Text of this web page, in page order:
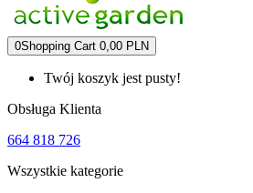
0Shopping Cart 0,00 PLN
Twój koszyk jest pusty!
Obsługa Klienta
664 818 726
Wszystkie kategorie